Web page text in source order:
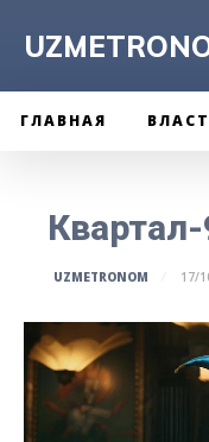
ГЛАВНАЯ
UZMETRONOM 17/